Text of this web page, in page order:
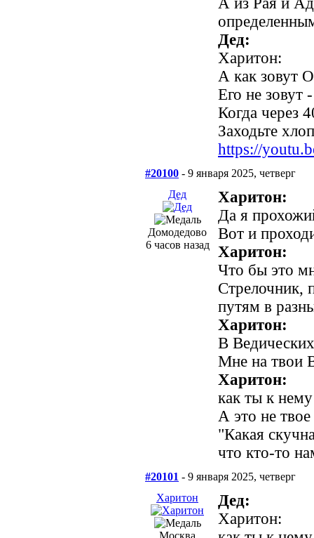
Дед:
Харитон:
А как зовут
Его не зовут
Когда через
Заходьте
https://
#20100 - 9 января 2025, четверг
Дед
Домодедово
6 часов назад
Харитон:
Да я
Вот и
Харитон:
Что бы это
Стрелочник,
путям в
Харитон:
В
Мне на твои
Харитон:
как ты к
А это не
"Какая
что кто-то
#20101 - 9 января 2025, четверг
Харитон
Москва
Дед:
Харитон: